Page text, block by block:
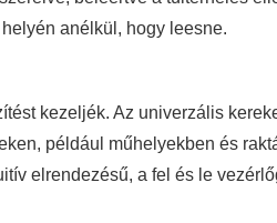
anélkül, hogy leesne.
kezeljék. Az univerzális
például műhelyekben és
elrendezésű, a fel és le